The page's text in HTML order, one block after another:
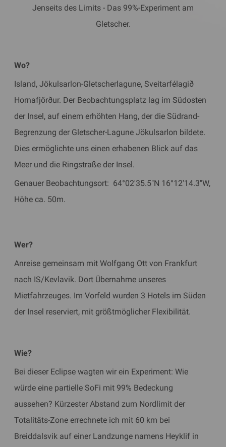
Jenseits des Limits - Das 99%-Experiment am
Gletscher.
Wo?
Island, Jökulsarlon-Gletscherlagune, Sveitarfélagið
Hornafjörður. Der Beobachtungsplatz lag im Südosten
der Insel, auf einem erhöhten Hang, der die Südrand-
Begrenzung der Gletscher-Lagune Jökulsarlon bildete.
Dies ermöglichte uns einen erhabenen Blick auf das
Meer und die Ringstraße der Insel.
Genauer Beobachtungsort: 64°02'35.5"N 16°12'14.3"W,
Höhe ca. 50m.
Wer?
Anreise gemeinsam mit Wolfgang Ott von Frankfurt
nach IS/Kevlavik. Dort Übernahme unseres
Mietfahrzeuges. Im Vorfeld wurden 3 Hotels im Süden
der Insel reserviert, mit größtmöglicher Flexibilität.
Wie?
Bei dieser Eclipse wagten wir ein Experiment: Wie
würde eine partielle SoFi mit 99% Bedeckung
aussehen? Kürzester Abstand zum Nordlimit der
Totalitäts-Zone errechnete ich mit 60 km bei
Breiddalsvik auf einer Landzunge namens Heyklif in